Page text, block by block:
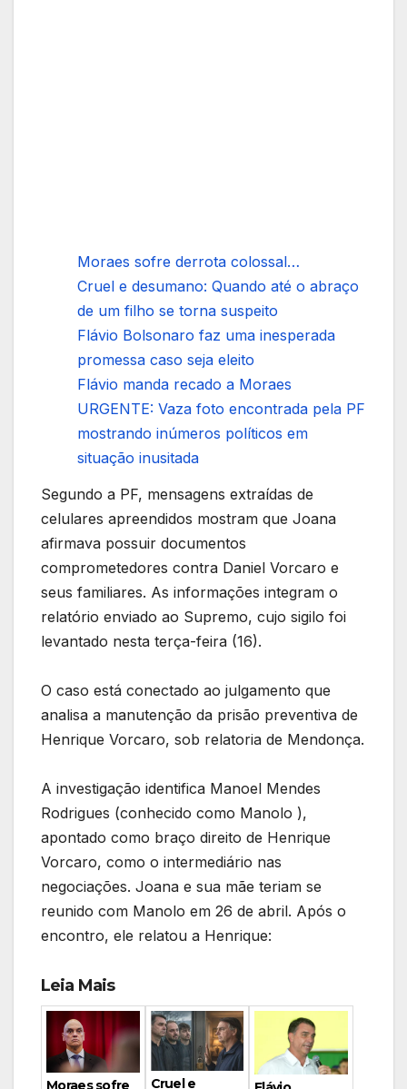
Moraes sofre derrota colossal…
Cruel e desumano: Quando até o abraço
de um filho se torna suspeito
Flávio Bolsonaro faz uma inesperada
promessa caso seja eleito
Flávio manda recado a Moraes
URGENTE: Vaza foto encontrada pela PF
mostrando inúmeros políticos em
situação inusitada
Segundo a PF, mensagens extraídas de
celulares apreendidos mostram que Joana
afirmava possuir documentos
comprometedores contra Daniel Vorcaro e
seus familiares. As informações integram o
relatório enviado ao Supremo, cujo sigilo foi
levantado nesta terça-feira (16).
O caso está conectado ao julgamento que
analisa a manutenção da prisão preventiva de
Henrique Vorcaro, sob relatoria de Mendonça.
A investigação identifica Manoel Mendes
Rodrigues (conhecido como Manolo ),
apontado como braço direito de Henrique
Vorcaro, como o intermediário nas
negociações. Joana e sua mãe teriam se
reunido com Manolo em 26 de abril. Após o
encontro, ele relatou a Henrique:
Leia Mais
Moraes sofre Cruel e